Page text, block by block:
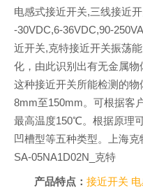
电感式接近开关,三线接近
-30VDC,6-36VDC,90-
近开关,克特接近开关振荡
化，由此识别出有无金属物
这种接近开关所能检测的
8mm至150mm。可根据客
最高温度150℃。根据原理
凹槽型等五种类型。上海
SA-05NA1D02N_克特
产品特点：接近开关